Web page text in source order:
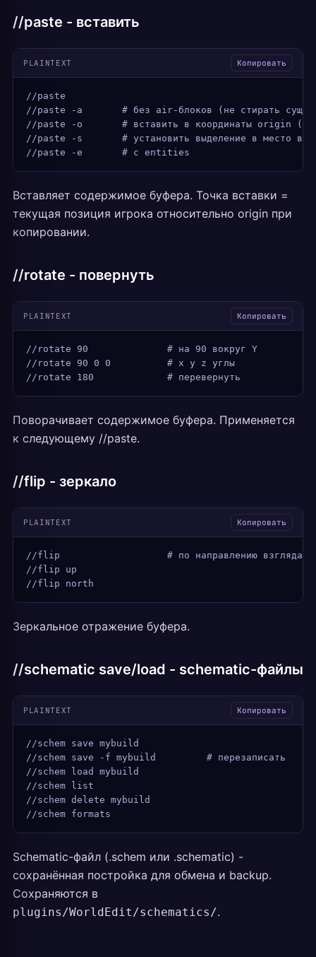
//paste - вставить
PLAINTEXT Копировать
//paste
//paste -a       # без air-блоков (не стирать
//paste -o       # вставить в координаты origin
//paste -s       # установить выделение в место
//paste -e       # с entities
Вставляет содержимое буфера. Точка вставки =
текущая позиция игрока относительно origin при
копировании.
//rotate - повернуть
PLAINTEXT Копировать
//rotate 90              # на 90 вокруг Y
//rotate 90 0 0          # x y z углы
//rotate 180             # перевернуть
Поворачивает содержимое буфера. Применяется
к следующему //paste.
//flip - зеркало
PLAINTEXT Копировать
//flip                   # по направлению взгляда
//flip up
//flip north
Зеркальное отражение буфера.
//schematic save/load - schematic-файлы
PLAINTEXT Копировать
//schem save mybuild
//schem save -f mybuild         # перезаписать
//schem load mybuild
//schem list
//schem delete mybuild
//schem formats
Schematic-файл (.schem или .schematic) -
сохранённая постройка для обмена и backup.
Сохраняются в
plugins/WorldEdit/schematics/.